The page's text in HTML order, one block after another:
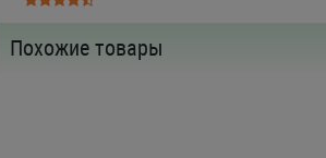
Похожие товары